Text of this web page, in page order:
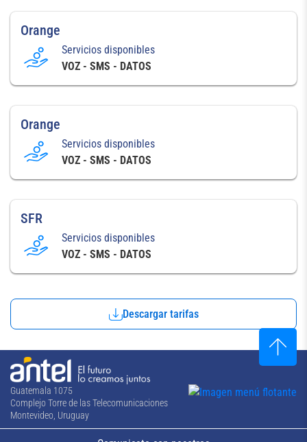
Orange
Servicios disponibles
VOZ - SMS - DATOS
Orange
Servicios disponibles
VOZ - SMS - DATOS
SFR
Servicios disponibles
VOZ - SMS - DATOS
Descargar tarifas
Guatemala 1075
Complejo Torre de las Telecomunicaciones
Montevideo, Uruguay